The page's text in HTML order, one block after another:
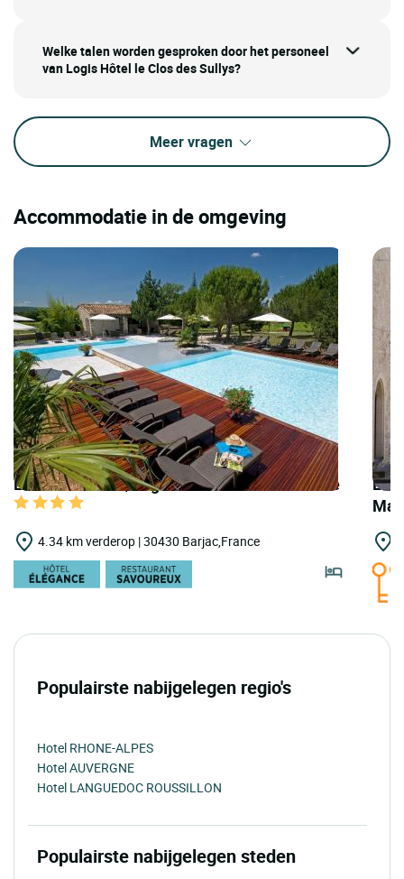
Welke talen worden gesproken door het personeel
van Logis Hôtel le Clos des Sullys?
Meer vragen
Accommodatie in de omgeving
LOGIS HOTELS | Logis Hôtel le Mas du Terme
4.34 km verderop | 30430 Barjac,France
Populairste nabijgelegen regio's
Hotel RHONE-ALPES
Hotel AUVERGNE
Hotel LANGUEDOC ROUSSILLON
Populairste nabijgelegen steden